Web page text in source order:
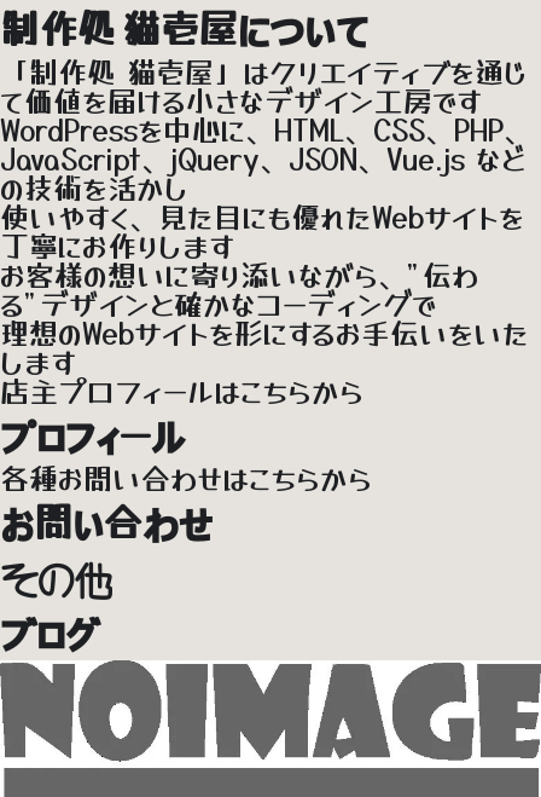
制作処 猫壱屋について
「制作処 猫壱屋」 はクリエイティブを通じ
て価値を届ける小さなデザイン工房です
WordPressを中心に、HTML、CSS、PHP、
JavaScript、jQuery、JSON、Vue.js など
の技術を活かし
使いやすく、見た目にも優れたWebサイトを
丁寧にお作りします
お客様の想いに寄り添いながら、"伝わ
る"デザインと確かなコーディングで
理想のWebサイトを形にするお手伝いをいた
します
店主プロフィールはこちらから
プロフィール
各種お問い合わせはこちらから
お問い合わせ
その他
ブログ